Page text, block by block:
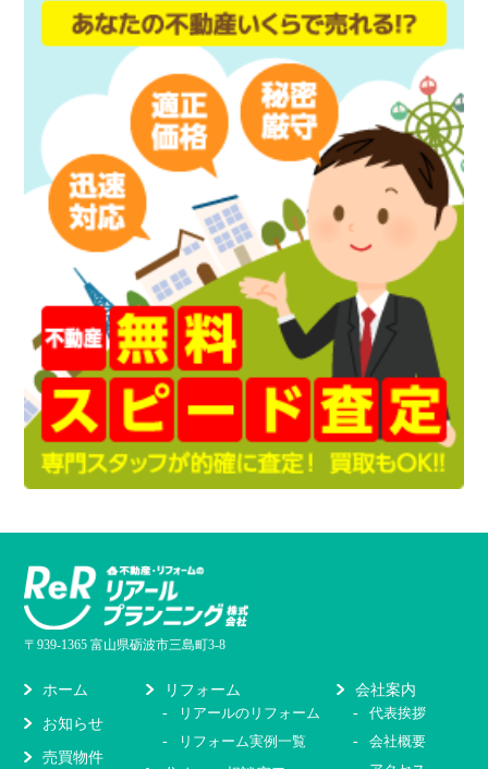
〒939-1365 富山県砺波市三島町3-8
ホーム
お知らせ
売買物件
リフォーム
リアールのリフォーム
リフォーム実例一覧
会社案内
代表挨拶
会社概要